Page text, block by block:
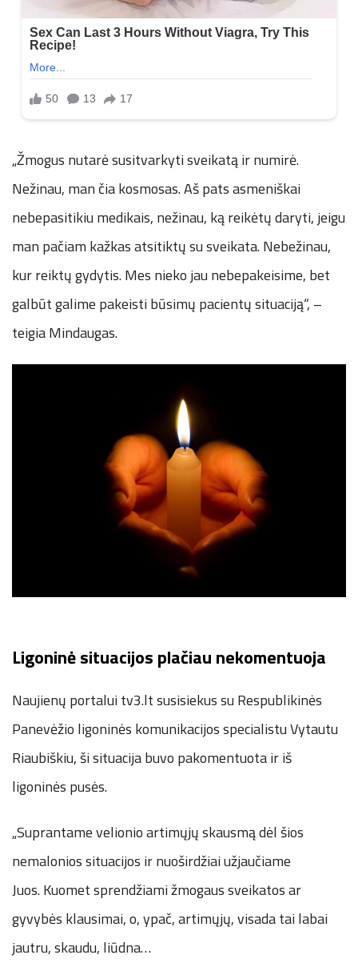
„Žmogus nutarė susitvarkyti sveikatą ir numirė.
Nežinau, man čia kosmosas. Aš pats asmeniškai
nebepasitikiu medikais, nežinau, ką reikėtų daryti, jeigu
man pačiam kažkas atsitiktų su sveikata. Nebežinau,
kur reiktų gydytis. Mes nieko jau nebepakeisime, bet
galbūt galime pakeisti būsimų pacientų situaciją“, –
teigia Mindaugas.
Ligoninė situacijos plačiau nekomentuoja
Naujienų portalui tv3.lt susisiekus su Respublikinės
Panevėžio ligoninės komunikacijos specialistu Vytautu
Riaubiškiu, ši situacija buvo pakomentuota ir iš
ligoninės pusės.
„Suprantame velionio artimųjų skausmą dėl šios
nemalonios situacijos ir nuoširdžiai užjaučiame
Juos. Kuomet sprendžiami žmogaus sveikatos ar
gyvybės klausimai, o, ypač, artimųjų, visada tai labai
jautru, skaudu, liūdna…